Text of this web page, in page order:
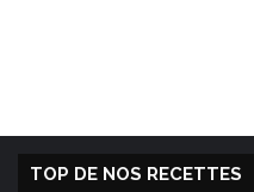
TOP DE NOS RECETTES